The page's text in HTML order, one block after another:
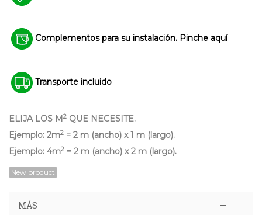
Complementos para su instalación. Pinche aquí
Transporte incluido
ELIJA LOS M2 QUE NECESITE.
Ejemplo: 2m2 = 2 m (ancho) x 1 m (largo).
Ejemplo: 4m2 = 2 m (ancho) x 2 m (largo).
New product
MÁS